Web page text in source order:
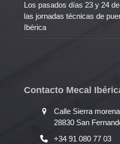
Los pasados días 23 y 24
las jornadas técnicas de
Ibérica
Contacto Mecal
Calle Sierra
28830 San
+34 91 080 77 03